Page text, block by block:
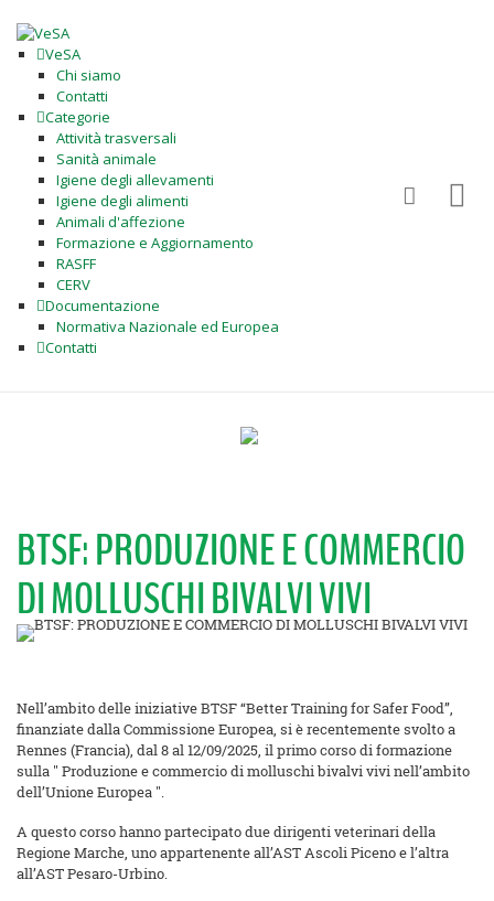
VeSA
Chi siamo
Contatti
Categorie
Attività trasversali
Sanità animale
Igiene degli allevamenti
Igiene degli alimenti
Animali d'affezione
Formazione e Aggiornamento
RASFF
CERV
Documentazione
Normativa Nazionale ed Europea
Contatti
BTSF: PRODUZIONE E COMMERCIO
DI MOLLUSCHI BIVALVI VIVI
Nell’ambito delle iniziative BTSF “Better Training for Safer Food”,
finanziate dalla Commissione Europea, si è recentemente svolto a
Rennes (Francia), dal 8 al 12/09/2025, il primo corso di formazione
sulla " Produzione e commercio di molluschi bivalvi vivi nell’ambito
dell’Unione Europea ".
A questo corso hanno partecipato due dirigenti veterinari della
Regione Marche, uno appartenente all’AST Ascoli Piceno e l’altra
all’AST Pesaro-Urbino.